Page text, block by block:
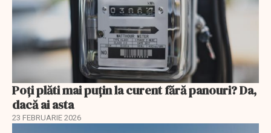
Poți plăti mai puțin la curent fără panouri? Da,
dacă ai asta
23 FEBRUARIE 2026